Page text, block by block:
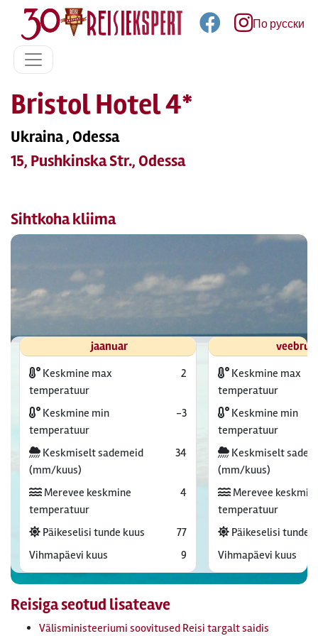
По русски
Bristol Hotel 4*
Ukraina , Odessa
15, Pushkinska Str., Odessa
Sihtkoha kliima
jaanuar
Keskmine max
temperatuur
2
Keskmine min
temperatuur
-3
Keskmiselt sademeid
(mm/kuus)
34
Merevee keskmine
temperatuur
4
Päikeselisi tunde kuus
77
Vihmapäevi kuus
9
Keskmine max
temperatuur
Keskmine min
temperatuur
Keskmiselt
(mm/kuus)
Merevee
temperatuur
Päikeselisi tunde
Vihmapäevi kuus
Reisiga seotud lisateave
Välisministeeriumi soovitused Reisi targalt saidis